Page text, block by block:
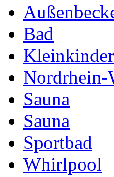
Bad
Nordrhein-
Sauna
Sauna
Sportbad
Whirlpool